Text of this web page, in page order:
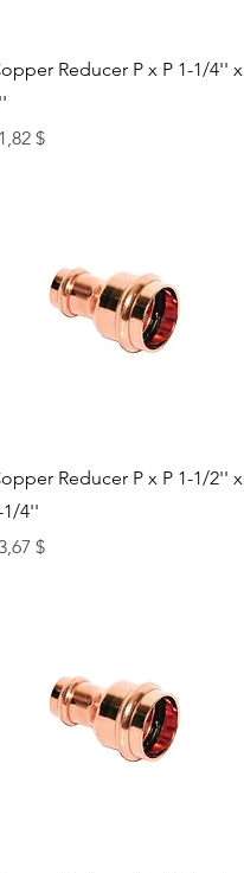
Быстрый просмотр
Reducer P x P 1-1/4'' x
$
Быстрый просмотр
Reducer P x P 1-1/2'' x
1/4''
$